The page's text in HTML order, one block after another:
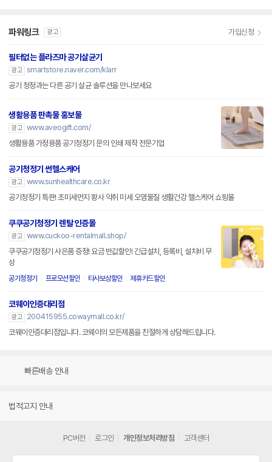
파워링크 광고 가입신청
필터없는 플라즈마 공기살균기
광고 smartstore.naver.com/klarr
공기 청정과는 다른 공기 살균 솔루션을 만나보세요
생활용품 판촉물 홍보물
광고 www.aveogift.com/
생활용품 가정용품 공기청정기 문의 인쇄 제작 전문기업
공기청정기 썬헬스케어
광고 www.sunhealthcare.co.kr
공기청정기 특판! 초미세먼지 황사 악취 미세 오염물질 생활건강 헬스케어 쇼핑몰
쿠쿠공기청정기 렌탈 인증몰
광고 www.cuckoo-rentalmall.shop/
쿠쿠공기청정기 사은품 증정! 요금 반값할인! 긴급설치, 등록비, 설치비 무
상
공기청정기 프로모션할인 타사보상할인 제휴카드할인
코웨이인증대리점
광고
200415955.cowaymall.co.kr/
코웨이인증대리점입니다. 코웨이의 모든제품을 친절하게 상담해드립니다.
빠른배송 안내
법적고지 안내
PC버전 로그인 개인정보처리방침 고객센터